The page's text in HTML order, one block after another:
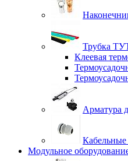
Трубка
Клеевая
Арматура
Модульное